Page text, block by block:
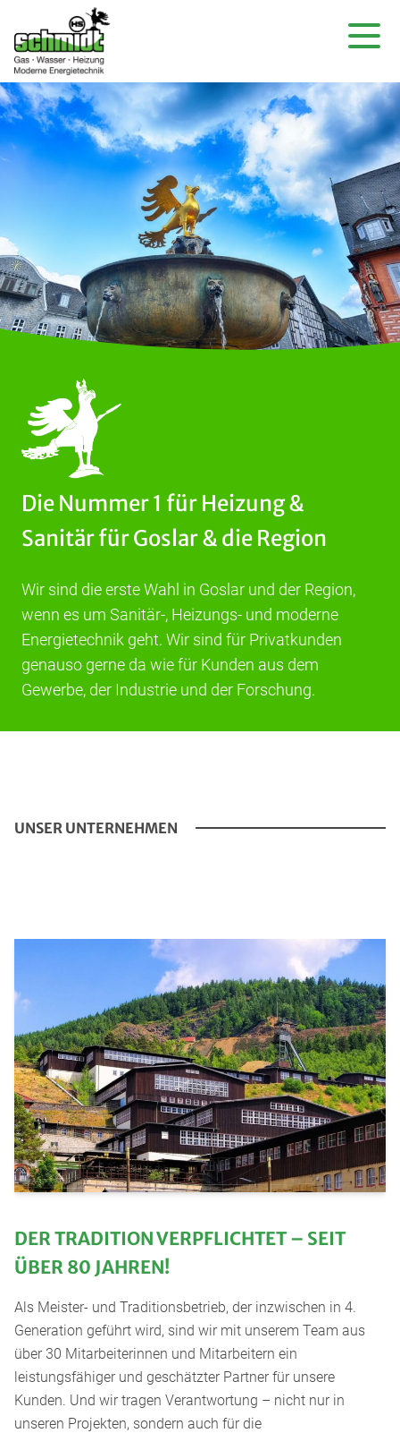
Die Nummer 1 für Heizung &
Sanitär für Goslar & die Region
Wir sind die erste Wahl in Goslar und der Region,
wenn es um Sanitär-, Heizungs- und moderne
Energietechnik geht. Wir sind für Privatkunden
genauso gerne da wie für Kunden aus dem
Gewerbe, der Industrie und der Forschung.
UNSER UNTERNEHMEN
DER TRADITION VERPFLICHTET – SEIT
ÜBER 80 JAHREN!
Als Meister- und Traditionsbetrieb, der inzwischen in 4.
Generation geführt wird, sind wir mit unserem Team aus
über 30 Mitarbeiterinnen und Mitarbeitern ein
leistungsfähiger und geschätzter Partner für unsere
Kunden. Und wir tragen Verantwortung – nicht nur in
unseren Projekten, sondern auch für die